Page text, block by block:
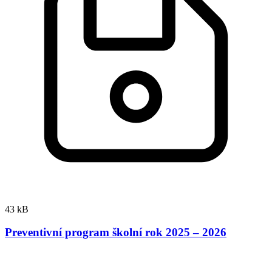
43 kB
Preventivní program školní rok 2025 – 2026